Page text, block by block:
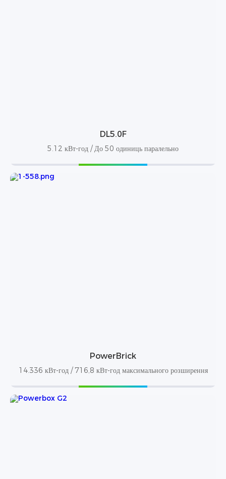
DL5.0F
5.12 кВт-год / До 50 одиниць паралельно
PowerBrick
14.336 кВт-год / 716,8 кВт-год максимального розширення